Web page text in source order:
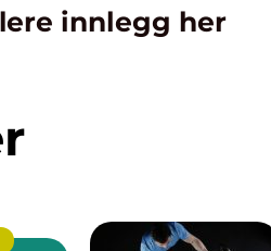
innlegg her